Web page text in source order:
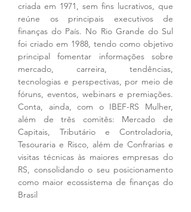
criada em 1971, sem fins lucrativos, que
reúne os principais executivos de
finanças do País. No Rio Grande do Sul
foi criado em 1988, tendo como objetivo
principal fomentar informações sobre
mercado, carreira, tendências,
tecnologias e perspectivas, por meio de
fóruns, eventos, webinars e premiações.
Conta, ainda, com o IBEF-RS Mulher,
além de três comitês: Mercado de
Capitais, Tributário e Controladoria,
Tesouraria e Risco, além de Confrarias e
visitas técnicas às maiores empresas do
RS, consolidando o seu posicionamento
como maior ecossistema de finanças do
Brasil